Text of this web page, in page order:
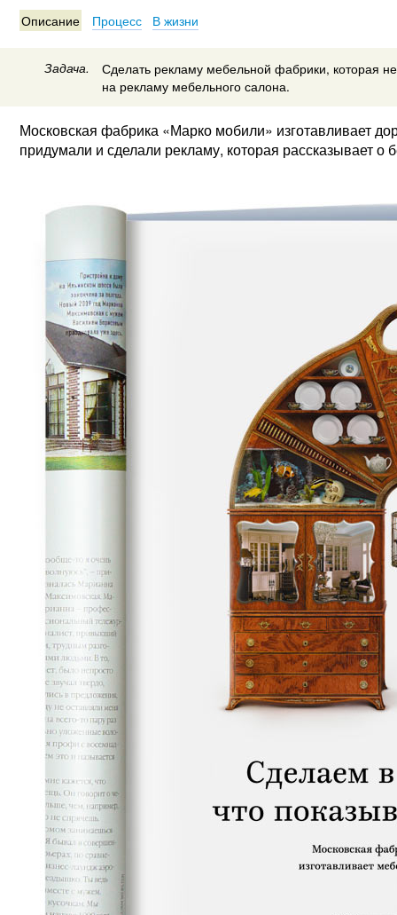
Описание Процесс В жизни
Задача.
Сделать рекламу мебельной фабрики, которая
на рекламу мебельного салона.
Московская фабрика «Марко мобили» изготавливает
придумали и сделали рекламу, которая рассказывает о